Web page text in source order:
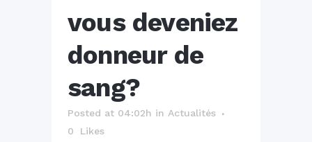
vous deveniez
donneur de
sang?
Posted at 04:02h in Actualités
0
Likes